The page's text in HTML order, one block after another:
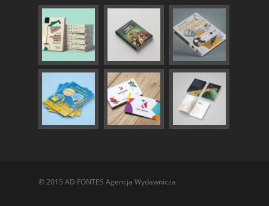
© 2015 AD FONTES Agencja Wydawnicza.